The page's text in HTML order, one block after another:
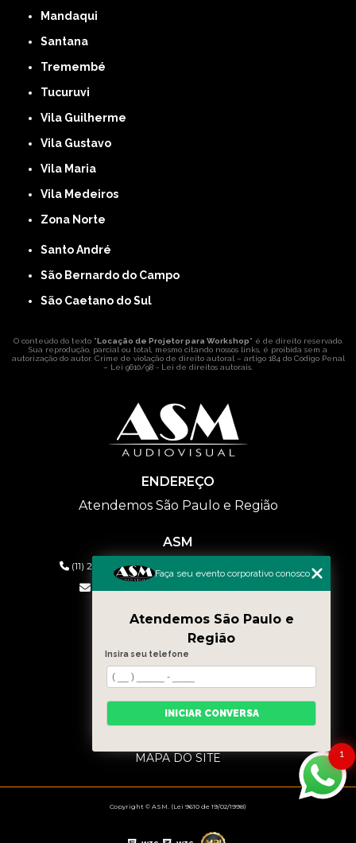
Mandaqui
Santana
Tremembé
Tucuruvi
Vila Guilherme
Vila Gustavo
Vila Maria
Vila Medeiros
Zona Norte
Santo André
São Bernardo do Campo
São Caetano do Sul
O conteúdo do texto "Locação de Projetor para Workshop" é de direito reservado.
Sua reprodução, parcial ou total, mesmo citando nossos links, é proibida sem a
autorização do autor. Crime de violação de direito autoral – artigo 184 do Código Penal
– Lei 9610/98 - Lei de direitos autorais.
ENDEREÇO
Atendemos São Paulo e Região
ASM
(11) 2626-2019 (11) 99577-9954
eventos@asmaudiovisual.com.br
MENU
HOME
QUEM SOMOS
SERVIÇOS
CONTATO
BLOG
MAPA DO SITE
Copyright © ASM. (Lei 9610 de 19/02/1998)
1
Faça seu evento corporativo conosco
Atendemos São Paulo e
Região
Insira seu telefone
INICIAR CONVERSA